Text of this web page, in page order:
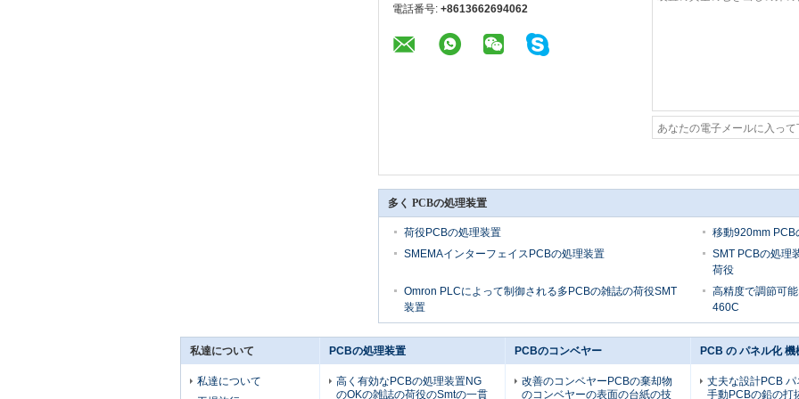
電話番号: +8613662694062
多く PCBの処理装置
荷役PCBの処理装置
移動920mm PCB
SMEMAインターフェイスPCBの処理装置
SMT PCBの処理
荷役
Omron PLCによって制御される多PCBの雑誌の荷役SMT
装置
高精度で調節可
460C
私達について
私達について
PCBの処理装置
高く有効なPCBの処理装置NG
のOKの雑誌の荷役のSmtの一貫
PCBのコンベヤー
改善のコンベヤーPCBの棄却物
のコンベヤーの表面の台紙の技
PCB の パネル化 機
丈夫な設計PCB
手動PCBの鉛の打